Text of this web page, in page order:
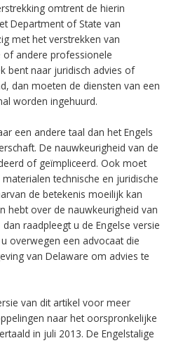
omtrent de hierin
Department of State van
met het verstrekken van
of andere professionele
bent naar juridisch advies of
dan moeten de diensten van een
worden ingehuurd.
een andere taal dan het Engels
De nauwkeurigheid van de
of geïmpliceerd. Ook moet
technische en juridische
de betekenis moeilijk kan
hebt over de nauwkeurigheid van
raadpleegt u de Engelse versie
overwegen een advocaat die
van Delaware om advies te
van dit artikel voor meer
naar het oorspronkelijke
in juli 2013. De Engelstalige